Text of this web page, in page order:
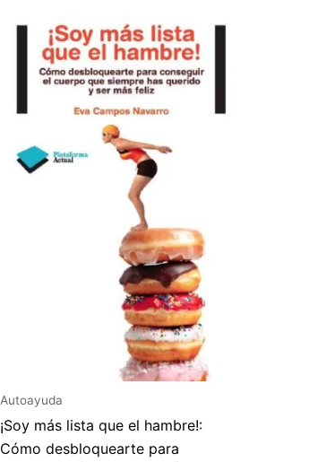
Autoayuda
¡Soy más lista que el hambre!:
Cómo desbloquearte para